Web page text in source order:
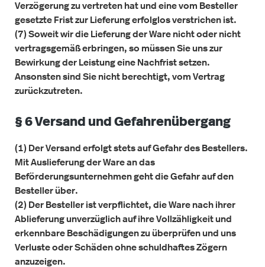
Verzögerung zu vertreten hat und eine vom Besteller
gesetzte Frist zur Lieferung erfolglos verstrichen ist.
(7) Soweit wir die Lieferung der Ware nicht oder nicht
vertragsgemäß erbringen, so müssen Sie uns zur
Bewirkung der Leistung eine Nachfrist setzen.
Ansonsten sind Sie nicht berechtigt, vom Vertrag
zurückzutreten.
§ 6 Versand und Gefahrenübergang
(1) Der Versand erfolgt stets auf Gefahr des Bestellers.
Mit Auslieferung der Ware an das
Beförderungsunternehmen geht die Gefahr auf den
Besteller über.
(2) Der Besteller ist verpflichtet, die Ware nach ihrer
Ablieferung unverzüglich auf ihre Vollzähligkeit und
erkennbare Beschädigungen zu überprüfen und uns
Verluste oder Schäden ohne schuldhaftes Zögern
anzuzeigen.